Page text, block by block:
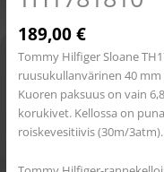
189,00€
Tommy Hilfiger Sloane
ruusukullanvärinen 40
Kuoren paksuus on vain
korukivet. Kellossa on
roiskevesitiivis (30m/3atm).